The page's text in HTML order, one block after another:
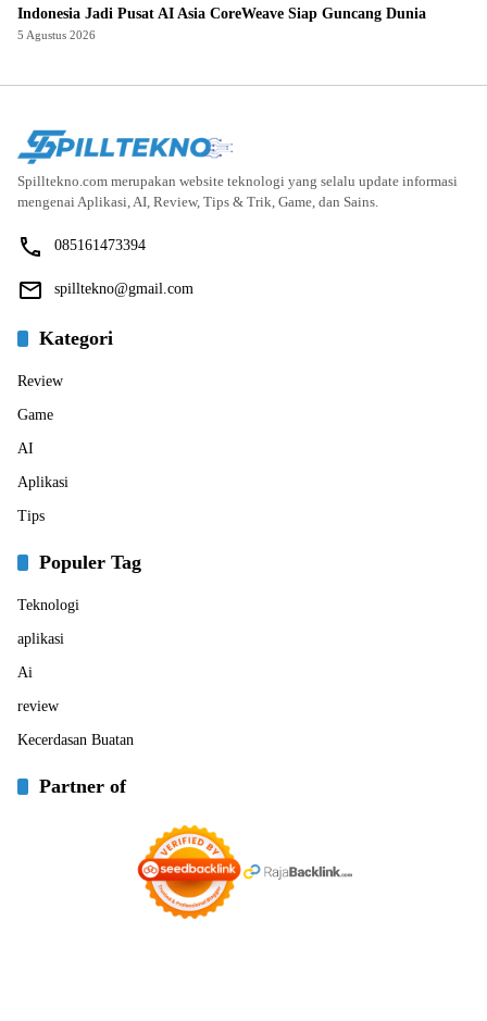
Indonesia Jadi Pusat AI Asia CoreWeave Siap Guncang Dunia
5 Agustus 2026
Spilltekno.com merupakan website teknologi yang selalu update informasi
mengenai Aplikasi, AI, Review, Tips & Trik, Game, dan Sains.
085161473394
spilltekno@gmail.com
Kategori
Review
Game
AI
Aplikasi
Tips
Populer Tag
Teknologi
aplikasi
Ai
review
Kecerdasan Buatan
Partner of